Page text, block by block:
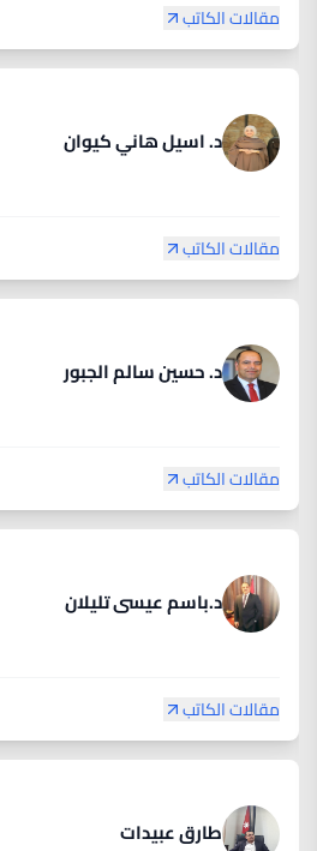
مقالات الكاتب
د. اسيل هاني كيوان
مقالات الكاتب
د. حسين سالم الجبور
مقالات الكاتب
د.باسم عيسى تليلان
مقالات الكاتب
طارق عبيدات